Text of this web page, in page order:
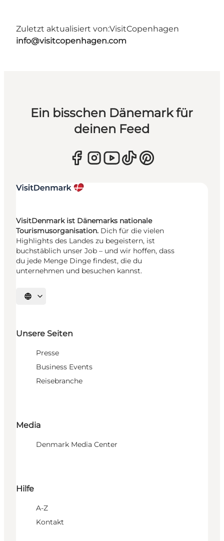
Zuletzt aktualisiert von:VisitCopenhagen
info@visitcopenhagen.com
Ein bisschen Dänemark für
deinen Feed
VisitDenmark ist Dänemarks nationale
Tourismusorganisation. Dich für die vielen
Highlights des Landes zu begeistern, ist
buchstäblich unser Job – und wir hoffen, dass
du jede Menge Dinge findest, die du
unternehmen und besuchen kannst.
Sprache auswählen
Unsere Seiten
Presse
Business Events
Reisebranche
Media
Denmark Media Center
Hilfe
A-Z
Kontakt